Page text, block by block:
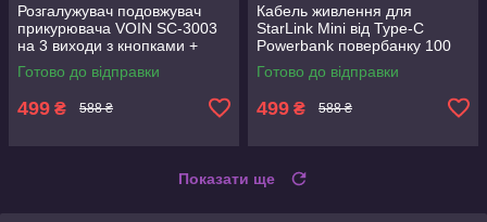
Розгалужувач подовжувач
прикурювача VOIN SC-3003
на 3 виходи з кнопками +
2USB 2400 mA з вольтметром
12-24В
Готово до відправки
499 ₴ 588 ₴
Кабель живлення для
StarLink Mini від Type-C
Powerbank повербанку 100
Вт USB-C - DC5521 довжина
3 метри
Готово до відправки
499 ₴ 588 ₴
Показати ще